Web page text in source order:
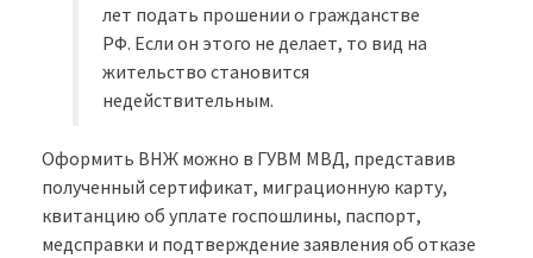
лет подать прошении о гражданстве
РФ. Если он этого не делает, то вид на
жительство становится
недействительным.
Оформить ВНЖ можно в ГУВМ МВД, представив
полученный сертификат, миграционную карту,
квитанцию об уплате госпошлины, паспорт,
медсправки и подтверждение заявления об отказе